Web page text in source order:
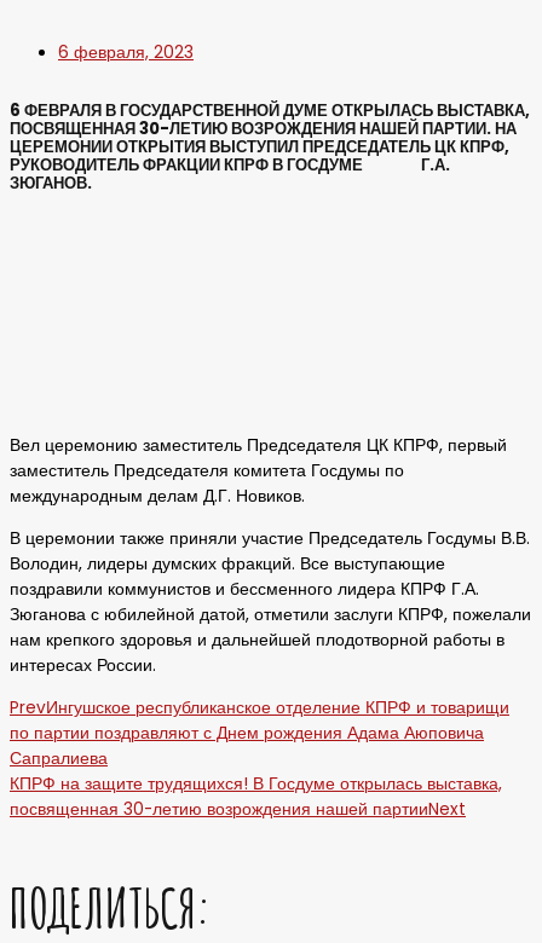
6 февраля, 2023
6 ФЕВРАЛЯ В ГОСУДАРСТВЕННОЙ ДУМЕ ОТКРЫЛАСЬ ВЫСТАВКА,
ПОСВЯЩЕННАЯ 30-ЛЕТИЮ ВОЗРОЖДЕНИЯ НАШЕЙ ПАРТИИ. НА
ЦЕРЕМОНИИ ОТКРЫТИЯ ВЫСТУПИЛ ПРЕДСЕДАТЕЛЬ ЦК КПРФ,
РУКОВОДИТЕЛЬ ФРАКЦИИ КПРФ В ГОСДУМЕ Г.А.
ЗЮГАНОВ.
Вел церемонию заместитель Председателя ЦК КПРФ, первый
заместитель Председателя комитета Госдумы по
международным делам Д.Г. Новиков.
В церемонии также приняли участие Председатель Госдумы В.В.
Володин, лидеры думских фракций. Все выступающие
поздравили коммунистов и бессменного лидера КПРФ Г.А.
Зюганова с юбилейной датой, отметили заслуги КПРФ, пожелали
нам крепкого здоровья и дальнейшей плодотворной работы в
интересах России.
PrevИнгушское республиканское отделение КПРФ и товарищи
по партии поздравляют с Днем рождения Адама Аюповича
Сапралиева
КПРФ на защите трудящихся! В Госдуме открылась выставка,
посвященная 30-летию возрождения нашей партииNext
ПОДЕЛИТЬСЯ: